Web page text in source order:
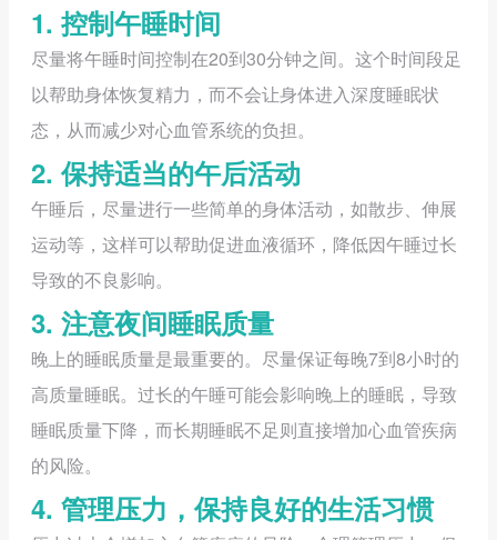
1. 控制午睡时间
尽量将午睡时间控制在20到30分钟之间。这个时间段足
以帮助身体恢复精力，而不会让身体进入深度睡眠状
态，从而减少对心血管系统的负担。
2. 保持适当的午后活动
午睡后，尽量进行一些简单的身体活动，如散步、伸展
运动等，这样可以帮助促进血液循环，降低因午睡过长
导致的不良影响。
3. 注意夜间睡眠质量
晚上的睡眠质量是最重要的。尽量保证每晚7到8小时的
高质量睡眠。过长的午睡可能会影响晚上的睡眠，导致
睡眠质量下降，而长期睡眠不足则直接增加心血管疾病
的风险。
4. 管理压力，保持良好的生活习惯